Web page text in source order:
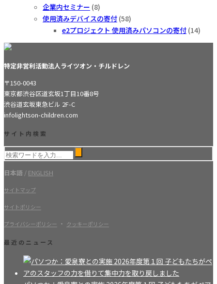
企業内セミナー (8)
使用済みデバイスの寄付 (58)
e2プロジェクト 使用済みパソコンの寄付 (14)
特定非営利活動法人ライツオン・チルドレン
〒150-0043
東京都渋谷区道玄坂1丁目10番8号
渋谷道玄坂東急ビル 2F-C
infolightson-children.com
サイト内検索
日本語 / ENGLISH
サイトマップ
サイトポリシー
プライバシーポリシー ・ クッキーポリシー
最近のニュース